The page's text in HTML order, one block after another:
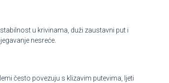
u krivinama, duži zaustavni put i
nesreće.
često povezuju s klizavim putevima, ljeti